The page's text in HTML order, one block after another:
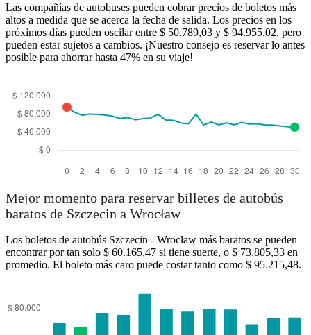
Wrocław
Las compañías de autobuses pueden cobrar precios de boletos más
altos a medida que se acerca la fecha de salida. Los precios en los
próximos días pueden oscilar entre $ 50.789,03 y $ 94.955,02, pero
pueden estar sujetos a cambios. ¡Nuestro consejo es reservar lo antes
posible para ahorrar hasta 47% en su viaje!
Mejor momento para reservar billetes de autobús
baratos de Szczecin a Wrocław
Los boletos de autobús Szczecin - Wrocław más baratos se pueden
encontrar por tan solo $ 60.165,47 si tiene suerte, o $ 73.805,33 en
promedio. El boleto más caro puede costar tanto como $ 95.215,48.